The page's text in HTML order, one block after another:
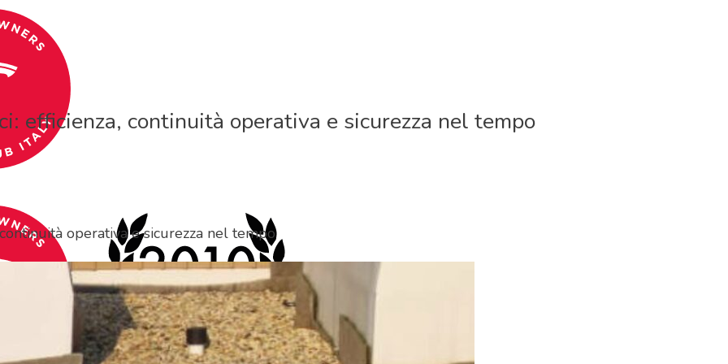
efficienza, continuità operativa e sicurezza nel tempo
operativa e sicurezza nel tempo